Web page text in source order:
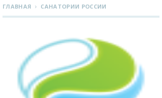
ГЛАВНАЯ › САНАТОРИИ РОССИИ